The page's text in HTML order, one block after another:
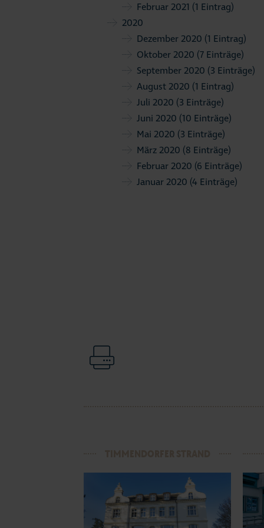
Februar 2021 (1 Eintrag)
2020
Dezember 2020 (1 Eintrag)
Oktober 2020 (7 Einträge)
September 2020 (3 Einträge)
August 2020 (1 Eintrag)
Juli 2020 (3 Einträge)
Juni 2020 (10 Einträge)
Mai 2020 (3 Einträge)
März 2020 (8 Einträge)
Februar 2020 (6 Einträge)
Januar 2020 (4 Einträge)